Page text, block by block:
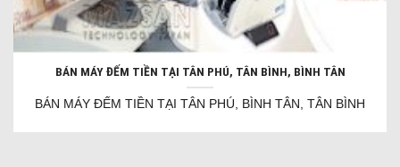
BÁN MÁY ĐẾM TIỀN TẠI TÂN PHÚ, TÂN BÌNH, BÌNH TÂN
BÁN MÁY ĐẾM TIỀN TẠI TÂN PHÚ, BÌNH TÂN, TÂN BÌNH